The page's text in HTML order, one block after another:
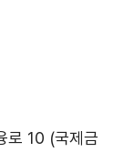
로 10 (국제금